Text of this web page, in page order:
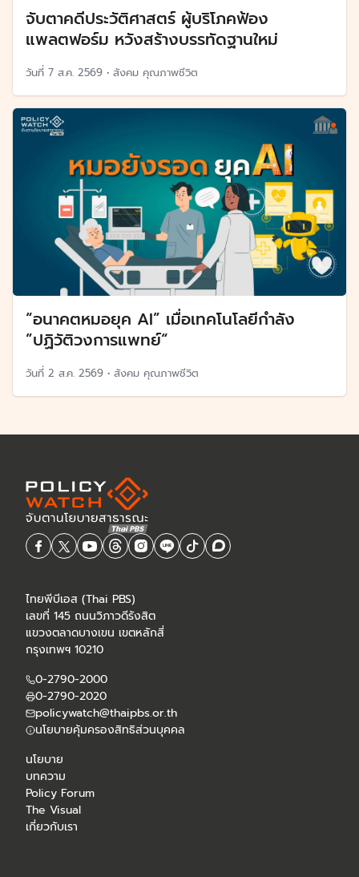
จับตาคดีประวัติศาสตร์ ผู้บริโภคฟ้อง
แพลตฟอร์ม หวังสร้างบรรทัดฐานใหม่
วันที่ 7 ส.ค. 2569 • สังคม คุณภาพชีวิต
“อนาคตหมอยุค AI” เมื่อเทคโนโลยีกำลัง
”ปฏิวัติวงการแพทย์“
วันที่ 2 ส.ค. 2569 • สังคม คุณภาพชีวิต
ไทยพีบีเอส (Thai PBS)
เลขที่ 145 ถนนวิภาวดีรังสิต
แขวงตลาดบางเขน เขตหลักสี่
กรุงเทพฯ 10210
0-2790-2000
0-2790-2020
policywatch@thaipbs.or.th
นโยบายคุ้มครองสิทธิส่วนบุคคล
นโยบาย
บทความ
Policy Forum
The Visual
เกี่ยวกับเรา